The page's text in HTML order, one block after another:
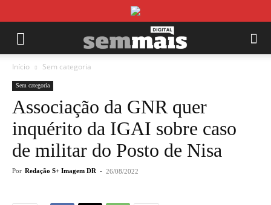
Início Sem categoria
Sem categoria
Associação da GNR quer
inquérito da IGAI sobre caso
de militar do Posto de Nisa
Por Redação S+ Imagem DR - 26/08/2022